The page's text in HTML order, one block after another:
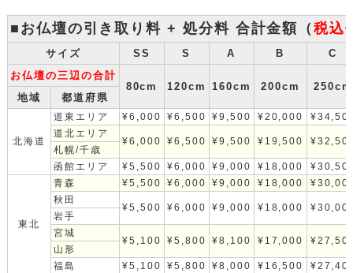
■お仏壇の引き取り料 + 処分料 合計金額（税込
サイズ SS S A B
C
お仏壇の三辺の合計
80cm
120cm 160cm 200cm
250cm
地域
都道府県
北海道
道東エリア ¥6,000 ¥6,500 ¥9,500 ¥20,000
道北エリア
¥6,000 ¥6,500 ¥9,500 ¥19,500
札幌/千歳
函館エリア
¥5,500 ¥6,000 ¥9,000 ¥18,000
東北
青森 ¥5,500 ¥6,000 ¥9,000 ¥18,000
秋田
¥5,500 ¥6,000 ¥9,000 ¥18,000
岩手
宮城
¥5,100 ¥5,800 ¥8,100 ¥17,000
山形
福島
¥5,100 ¥5,800 ¥8,000 ¥16,500